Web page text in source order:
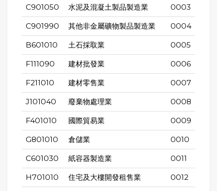
C901050 水泥及混凝土製品製造業 0003
C901990 其他非金屬礦物製品製造業 0004
B601010 土石採取業 0005
F111090 建材批發業 0006
F211010 建材零售業 0007
J101040 廢棄物處理業 0008
F401010 國際貿易業 0009
G801010 倉儲業 0010
C601030 紙容器製造業 0011
H701010 住宅及大樓開發租售業 0012